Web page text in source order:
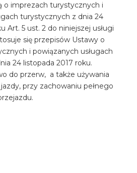
o imprezach turystycznych i
turystycznych z dnia 24
Art. 5 ust. 2 do niniejszej usługi
się przepisów Ustawy o
i powiązanych usługach
24 listopada 2017 roku.
do przerw, a także używania
przy zachowaniu pełnego